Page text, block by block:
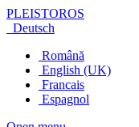
PLEISTOROS
Deutsch
Română
English (UK)
Francais
Espagnol